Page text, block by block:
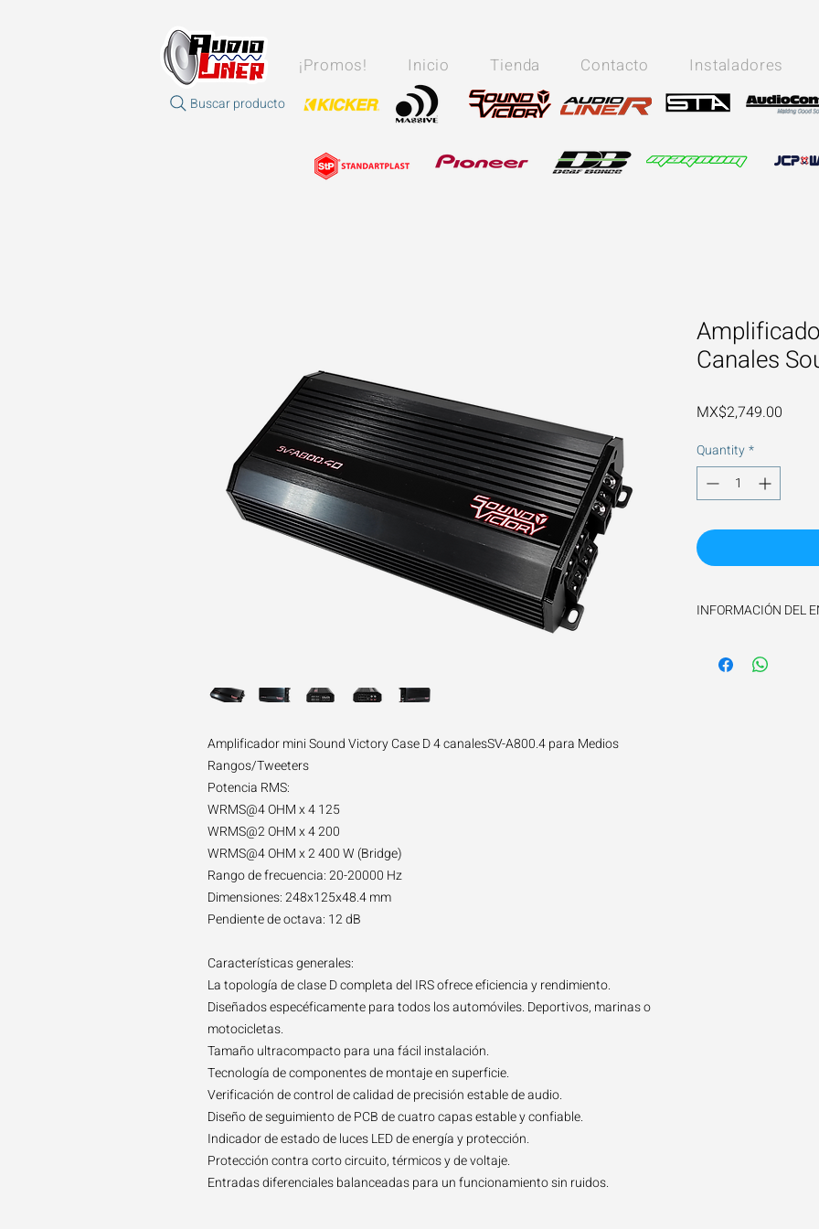
¡Promos! Inicio Tienda Contacto Instaladores
Buscar producto
Amplificador mini Sound Victory Case D 4 canalesSV-A800.4 para Medios
Rangos/Tweeters
Potencia RMS:
WRMS@4 OHM x 4 125
WRMS@2 OHM x 4 200
WRMS@4 OHM x 2 400 W (Bridge)
Rango de frecuencia: 20-20000 Hz
Dimensiones: 248x125x48.4 mm
Pendiente de octava: 12 dB
Características generales:
La topología de clase D completa del IRS ofrece eficiencia y rendimiento.
Diseñados especéficamente para todos los automóviles. Deportivos, marinas o
motocicletas.
Tamaño ultracompacto para una fácil instalación.
Tecnología de componentes de montaje en superficie.
Verificación de control de calidad de precisión estable de audio.
Diseño de seguimiento de PCB de cuatro capas estable y confiable.
Indicador de estado de luces LED de energía y protección.
Protección contra corto circuito, térmicos y de voltaje.
Entradas diferenciales balanceadas para un funcionamiento sin ruidos.
Canales
MX$2,749.00
Quantity*
INFORMACIÓN DEL